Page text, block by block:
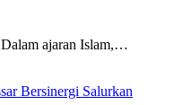
ajaran Islam,…
Bersinergi Salurkan